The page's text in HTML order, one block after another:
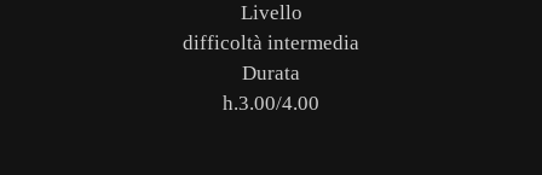
Livello
difficoltà intermedia
Durata
h.3.00/4.00